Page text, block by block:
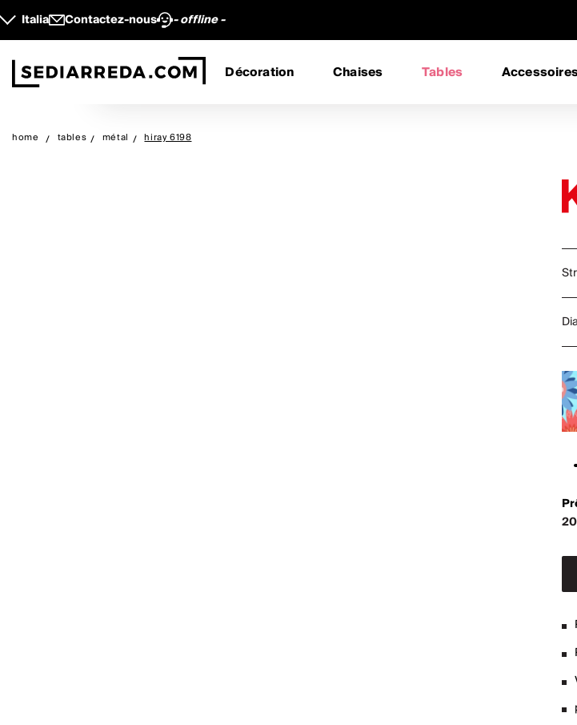
Italia Contactez-nous - offline -
Décoration Chaises Tables
home tables métal hiray 6198